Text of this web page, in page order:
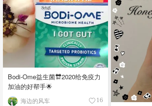
Bodi-Ome益生菌🔛2020给免疫力
加油的好帮手🌟
海边的风车 16